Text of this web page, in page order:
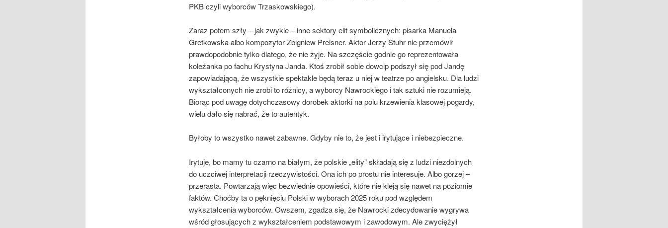
PKB czyli wyborców Trzaskowskiego).
Zaraz potem szły – jak zwykle – inne sektory elit symbolicznych: pisarka Manuela
Gretkowska albo kompozytor Zbigniew Preisner. Aktor Jerzy Stuhr nie przemówił
prawdopodobnie tylko dlatego, że nie żyje. Na szczęście godnie go reprezentowała
koleżanka po fachu Krystyna Janda. Ktoś zrobił sobie dowcip podszył się pod Jandę
zapowiadającą, że wszystkie spektakle będą teraz u niej w teatrze po angielsku. Dla ludzi
wykształconych nie zrobi to różnicy, a wyborcy Nawrockiego i tak sztuki nie rozumieją.
Biorąc pod uwagę dotychczasowy dorobek aktorki na polu krzewienia klasowej pogardy,
wielu dało się nabrać, że to autentyk.
Byłoby to wszystko nawet zabawne. Gdyby nie to, że jest i irytujące i niebezpieczne.
Irytuje, bo mamy tu czarno na białym, że polskie „elity” składają się z ludzi niezdolnych
do uczciwej interpretacji rzeczywistości. Ona ich po prostu nie interesuje. Albo gorzej –
przerasta. Powtarzają więc bezwiednie opowieści, które nie kleją się nawet na poziomie
faktów. Choćby ta o pęknięciu Polski w wyborach 2025 roku pod względem
wykształcenia wyborców. Owszem, zgadza się, że Nawrocki zdecydowanie wygrywa
wśród głosujących z wykształceniem podstawowym i zawodowym. Ale zwyciężył